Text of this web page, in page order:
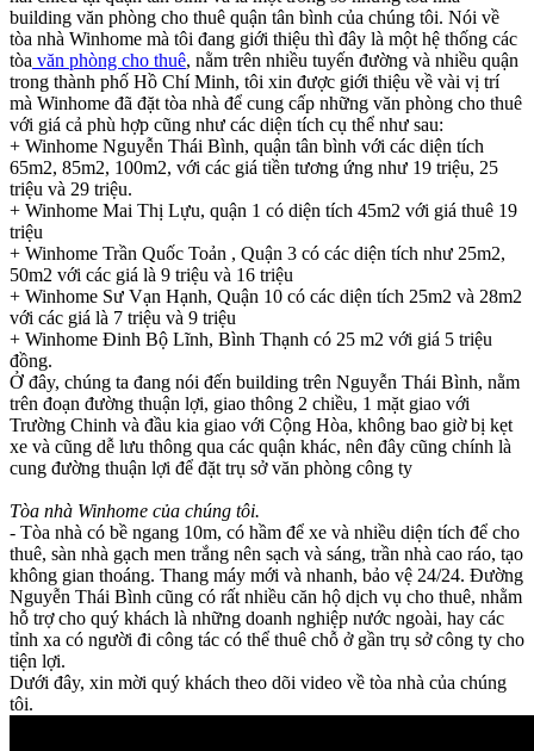
building văn phòng cho thuê quận tân bình của chúng tôi. Nói về
tòa nhà Winhome mà tôi đang giới thiệu thì đây là một hệ thống các
tòa văn phòng cho thuê, nằm trên nhiều tuyến đường và nhiều quận
trong thành phố Hồ Chí Minh, tôi xin được giới thiệu về vài vị trí
mà Winhome đã đặt tòa nhà để cung cấp những văn phòng cho thuê
với giá cả phù hợp cũng như các diện tích cụ thể như sau:
+ Winhome Nguyễn Thái Bình, quận tân bình với các diện tích
65m2, 85m2, 100m2, với các giá tiền tương ứng như 19 triệu, 25
triệu và 29 triệu.
+ Winhome Mai Thị Lựu, quận 1 có diện tích 45m2 với giá thuê 19
triệu
+ Winhome Trần Quốc Toản , Quận 3 có các diện tích như 25m2,
50m2 với các giá là 9 triệu và 16 triệu
+ Winhome Sư Vạn Hạnh, Quận 10 có các diện tích 25m2 và 28m2
với các giá là 7 triệu và 9 triệu
+ Winhome Đinh Bộ Lĩnh, Bình Thạnh có 25 m2 với giá 5 triệu
đồng.
Ở đây, chúng ta đang nói đến building trên Nguyễn Thái Bình, nằm
trên đoạn đường thuận lợi, giao thông 2 chiều, 1 mặt giao với
Trường Chinh và đầu kia giao với Cộng Hòa, không bao giờ bị kẹt
xe và cũng dễ lưu thông qua các quận khác, nên đây cũng chính là
cung đường thuận lợi để đặt trụ sở văn phòng công ty
Tòa nhà Winhome của chúng tôi.
- Tòa nhà có bề ngang 10m, có hầm để xe và nhiều diện tích để cho
thuê, sàn nhà gạch men trắng nên sạch và sáng, trần nhà cao ráo, tạo
không gian thoáng. Thang máy mới và nhanh, bảo vệ 24/24. Đường
Nguyễn Thái Bình cũng có rất nhiều căn hộ dịch vụ cho thuê, nhằm
hỗ trợ cho quý khách là những doanh nghiệp nước ngoài, hay các
tỉnh xa có người đi công tác có thể thuê chỗ ở gần trụ sở công ty cho
tiện lợi.
Dưới đây, xin mời quý khách theo dõi video về tòa nhà của chúng
tôi.